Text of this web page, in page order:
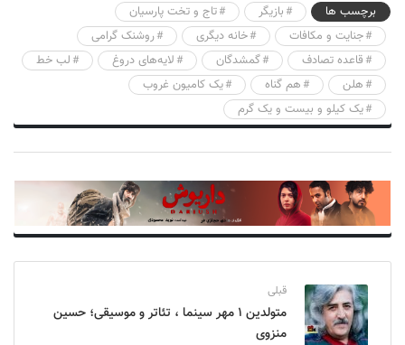
برچسب ها
بازیگر
تاج و تخت پارسیان
جنایت و مکافات
خانه دیگری
روشنک گرامی
قاعده تصادف
گمشدگان لایه‌های دروغ
لب خط
هلن
هم گناه
یک کامیون غروب
یک کیلو و بیست و یک گرم
قبلی
متولدین ۱ مهر سینما ، تئاتر و موسیقی؛ حسین
منزوی